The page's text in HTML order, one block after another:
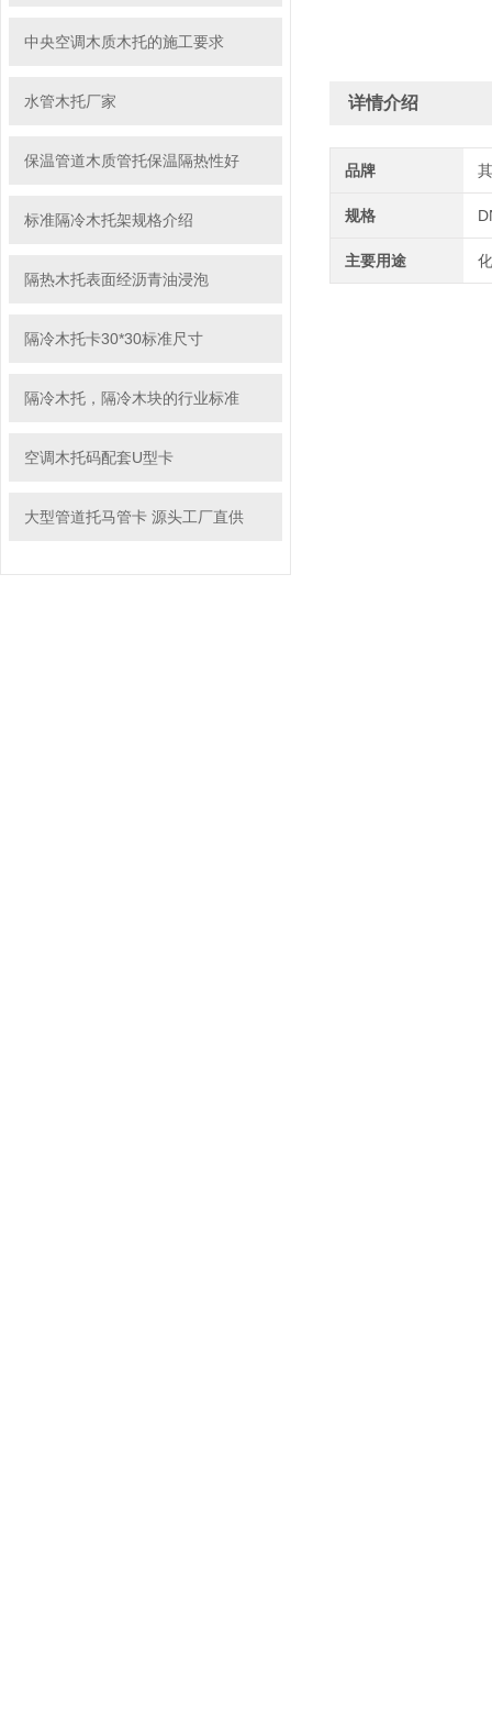
中央空调木质木托的施工要求
水管木托厂家
保温管道木质管托保温隔热性好
标准隔冷木托架规格介绍
隔热木托表面经沥青油浸泡
隔冷木托卡30*30标准尺寸
隔冷木托，隔冷木块的行业标准
空调木托码配套U型卡
大型管道托马管卡 源头工厂直供
详情介绍
品牌
规格
主要用途